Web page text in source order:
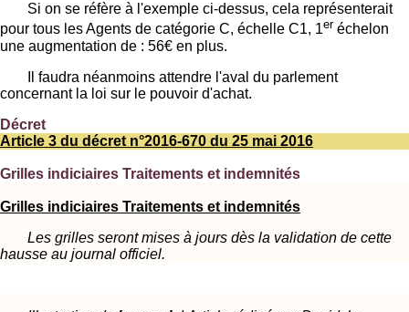
Si on se réfère à l'exemple ci-dessus, cela représenterait
pour tous les Agents de catégorie C, échelle C1, 1er échelon
une augmentation de : 56€ en plus.
Il faudra néanmoins attendre l'aval du parlement
concernant la loi sur le pouvoir d'achat.
Décret
Article 3 du décret n°2016-670 du 25 mai 2016
Grilles indiciaires Traitements et indemnités
Grilles indiciaires Traitements et indemnités
Les grilles seront mises à jours dès la validation de cette
hausse au journal officiel.